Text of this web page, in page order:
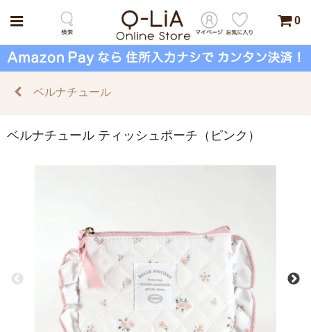
0
ベルナチュール
ベルナチュール ティッシュポーチ（ピンク）